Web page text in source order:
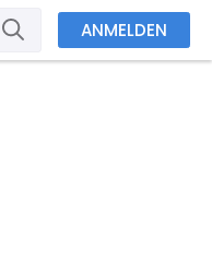
ANMELDEN